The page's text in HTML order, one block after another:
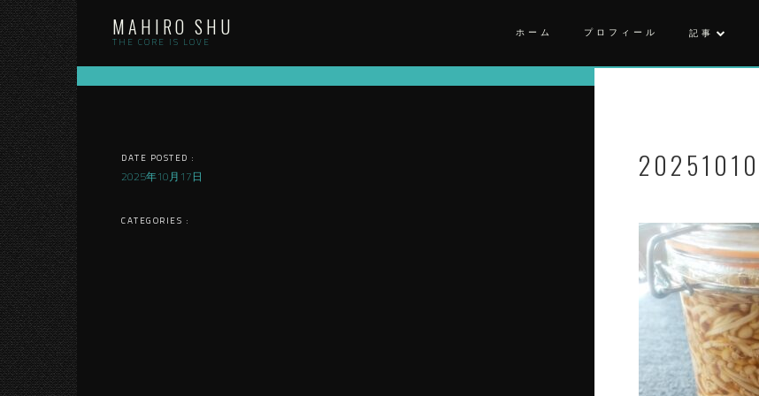
Skip
to
content
MAHIRO SHU
THE CORE IS LOVE
ホーム プロフィール 記事
DATE POSTED :
2025年10月17日
CATEGORIES :
20251010